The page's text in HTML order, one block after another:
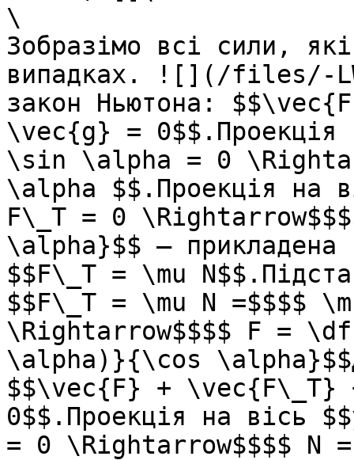
\
Зобразімо всi сили,
випадках. ![](/files/-
закон Ньютона:
\vec{g} =
\sin \alpha = 0
\alpha $$.Проекцiя
F\_T = 0
\alpha}$$ – прикладена
$$F\_T = \mu
$$F\_T = \mu N =$$$$
\Rightarrow$$$$ F =
\alpha)}{\cos
$$\vec{F} + \vec{F\_T}
0$$.Проекцiя на вiсь
= 0 \Rightarrow$$$$ N